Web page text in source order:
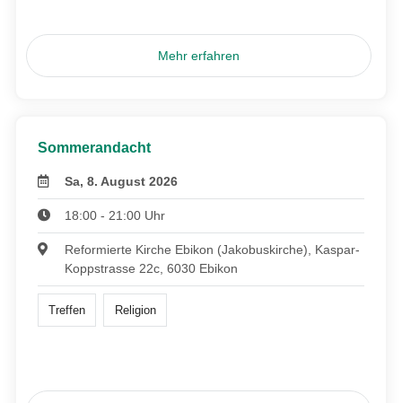
Mehr erfahren
Sommerandacht
Sa, 8. August 2026
18:00 - 21:00 Uhr
Reformierte Kirche Ebikon (Jakobuskirche), Kaspar-
Koppstrasse 22c, 6030 Ebikon
Treffen Religion